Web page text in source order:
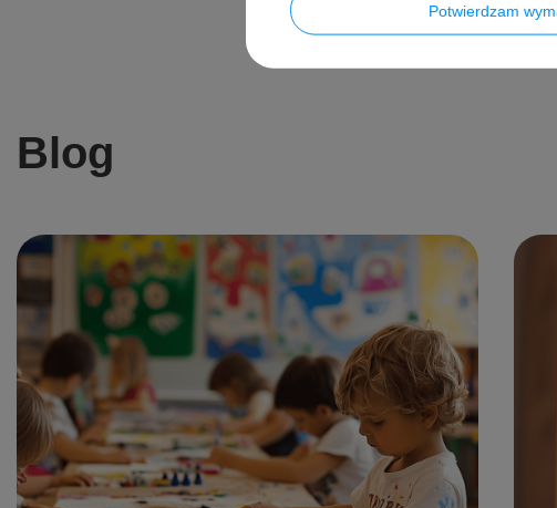
Blog
Potwierdzam